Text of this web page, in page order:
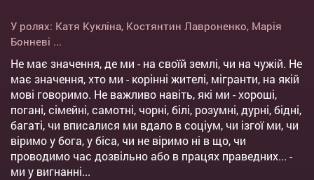
У ролях: Катя Кукліна, Костянтин Лавроненко, Марія
Бонневі ...
Не має значення, де ми - на своїй землі, чи на чужій. Не
має значення, хто ми - корінні жителі, мігранти, на якій
мові говоримо. Не важливо навіть, які ми - хороші,
погані, сімейні, самотні, чорні, білі, розумні, дурні, бідні,
багаті, чи вписалися ми вдало в соціум, чи ізгої ми, чи
віримо у бога, у біса, чи не віримо ні в що, чи
проводимо час дозвільно або в працях праведних... -
ми у вигнанні...